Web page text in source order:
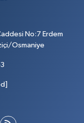
No:7 Erdem
Osmaniye